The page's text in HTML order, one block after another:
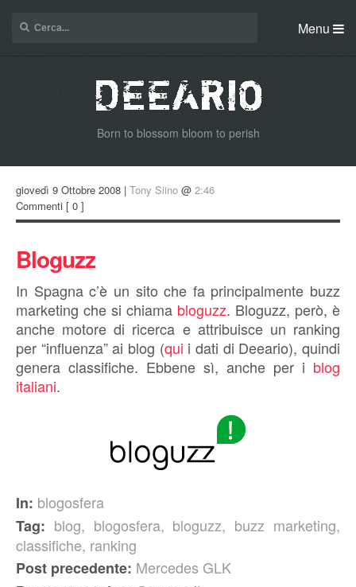
Menu
Born to blossom bloom to perish
giovedì 9 Ottobre 2008 | Tony Siino @ 2:46
Commenti [ 0 ]
Bloguzz
In Spagna c’è un sito che fa principalmente buzz
marketing che si chiama bloguzz. Bloguzz, però, è
anche motore di ricerca e attribuisce un ranking
per “influenza” ai blog (qui i dati di Deeario), quindi
genera classifiche. Ebbene sì, anche per i blog
italiani.
In: blogosfera
Tag: blog, blogosfera, bloguzz, buzz marketing,
classifiche, ranking
Post precedente: Mercedes GLK